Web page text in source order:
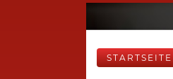
STARTSEITE